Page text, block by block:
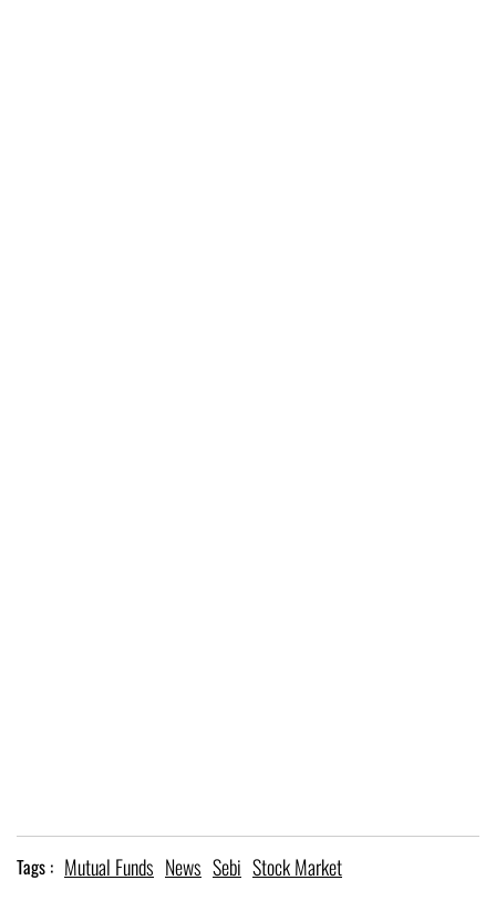
Tags : Mutual Funds News Sebi Stock Market